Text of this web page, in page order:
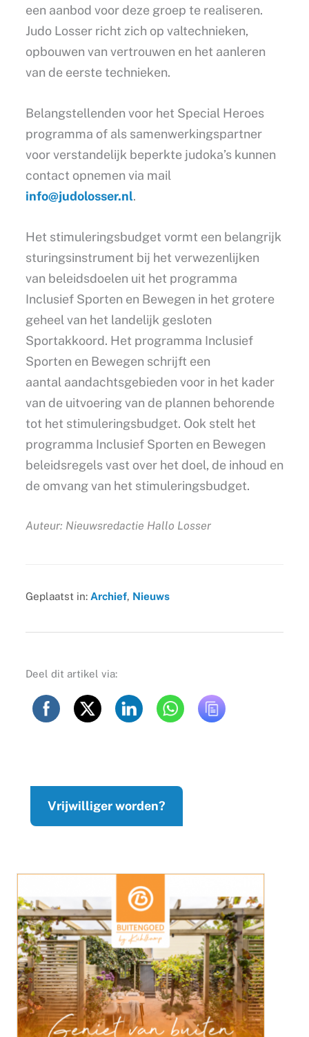
een aanbod voor deze groep te realiseren.
Judo Losser richt zich op valtechnieken,
opbouwen van vertrouwen en het aanleren
van de eerste technieken.
Belangstellenden voor het Special Heroes
programma of als samenwerkingspartner
voor verstandelijk beperkte judoka’s kunnen
contact opnemen via mail
info@judolosser.nl.
Het stimuleringsbudget vormt een belangrijk
sturingsinstrument bij het verwezenlijken
van beleidsdoelen uit het programma
Inclusief Sporten en Bewegen in het grotere
geheel van het landelijk gesloten
Sportakkoord. Het programma Inclusief
Sporten en Bewegen schrijft een
aantal aandachtsgebieden voor in het kader
van de uitvoering van de plannen behorende
tot het stimuleringsbudget. Ook stelt het
programma Inclusief Sporten en Bewegen
beleidsregels vast over het doel, de inhoud en
de omvang van het stimuleringsbudget.
Auteur: Nieuwsredactie Hallo Losser
Geplaatst in: Archief, Nieuws
Deel dit artikel via:
Vrijwilliger worden?